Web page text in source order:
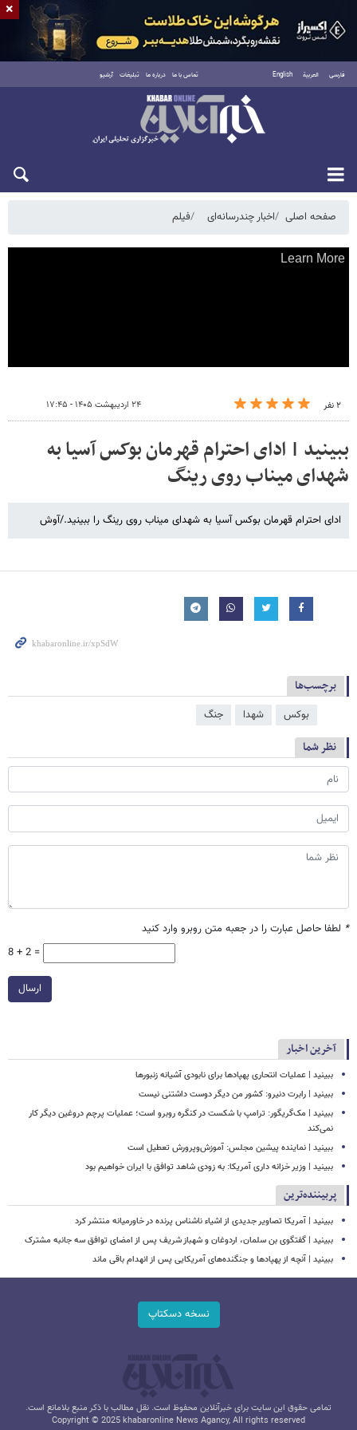
فارسی العربية English تماس با ما درباره ما تبلیغات آرشیو
جمعه ۱۶ مرداد ۱۴۰۵
صفحه اصلی اخبار چندرسانه‌ای فیلم
۲ نفر ۲۴ اردیبهشت ۱۴۰۵ - ۱۷:۴۵
ببینید | ادای احترام قهرمان بوکس آسیا به
شهدای میناب روی رینگ
ادای احترام قهرمان بوکس آسیا به شهدای میناب روی رینگ را ببینید./آوش
برچسب‌ها
بوکس شهدا جنگ
نظر شما
* لطفا حاصل عبارت را در جعبه متن روبرو وارد کنید
8 + 2 =
ارسال
آخرین اخبار
ببینید | عملیات انتحاری پهپادها برای نابودی آشیانه زنبورها
ببینید | رابرت دنیرو: کشور من دیگر دوست داشتنی نیست
ببینید | مک‌گریگور: ترامپ با شکست در کنگره روبرو است؛ عملیات پرچم دروغین دیگر کار
نمی‌کند
ببینید | نماینده پیشین مجلس: آموزش‌وپرورش تعطیل است
ببینید | وزیر خزانه داری آمریکا: به زودی شاهد توافق با ایران خواهیم بود
پربیننده‌ترین
ببینید | آمریکا تصاویر جدیدی از اشیاء ناشناس پرنده در خاورمیانه منتشر کرد
ببینید | گفتگوی بن سلمان، اردوغان و شهباز شریف پس از امضای توافق سه جانبه مشترک
ببینید | آنچه از پهپادها و جنگنده‌های آمریکایی پس از انهدام باقی ماند
×
نسخه دسکتاپ
تمامی حقوق این سایت برای خبرآنلاین محفوظ است. نقل مطالب با ذکر منبع بلامانع است.
Copyright © 2025 khabaronline News Agancy, All rights reserved